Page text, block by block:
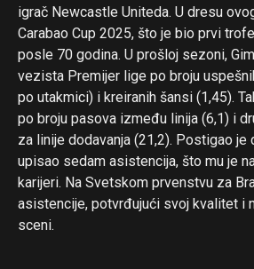
igrač Newcastle Uniteda. U dresu
Carabao Cup 2025, što je bio prvi
posle 70 godina. U prošloj sezoni,
vezista Premijer lige po broju
po utakmici) i kreiranih šansi (1,45).
po broju pasova između linija (6,1) i
za linije dodavanja (21,2). Postigao je
upisao sedam asistencija, što mu je
karijeri. Na Svetskom prvenstvu za
asistencije, potvrđujući svoj kvalitet i
sceni.